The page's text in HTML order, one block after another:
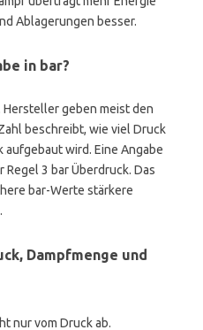
Ablagerungen besser.
in bar?
geben meist den
beschreibt, wie viel Druck
wird. Eine Angabe
3 bar Überdruck. Das
bar-Werte stärkere
Dampfmenge und
nur vom Druck ab.